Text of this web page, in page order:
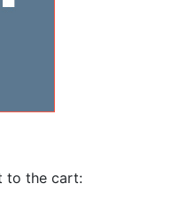
to the cart: